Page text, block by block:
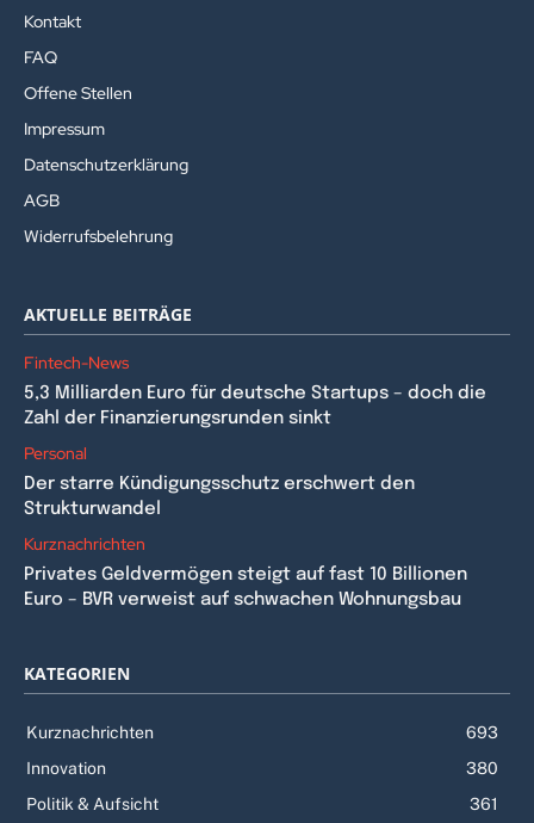
Kontakt
FAQ
Offene Stellen
Impressum
Datenschutzerklärung
AGB
Widerrufsbelehrung
AKTUELLE BEITRÄGE
Fintech-News
5,3 Milliarden Euro für deutsche Startups – doch die
Zahl der Finanzierungsrunden sinkt
Personal
Der starre Kündigungsschutz erschwert den
Strukturwandel
Kurznachrichten
Privates Geldvermögen steigt auf fast 10 Billionen
Euro – BVR verweist auf schwachen Wohnungsbau
KATEGORIEN
Kurznachrichten
693
Innovation
380
Politik & Aufsicht
361